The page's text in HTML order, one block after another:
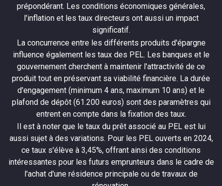
prépondérant. Les conditions économiques générales,
l'inflation et les taux directeurs ont aussi un impact
significatif.
La concurrence entre les différents produits d'épargne
influence également les taux des PEL. Les banques et le
gouvernement cherchent à maintenir l'attractivité de ce
produit tout en préservant sa viabilité financière. La durée
d'engagement (minimum 4 ans, maximum 10 ans) et le
plafond de dépôt (61.200 euros) sont des paramètres qui
entrent en compte dans la fixation des taux.
Il est à noter que le taux du prêt associé au PEL est lui
aussi sujet à des variations. Pour les PEL ouverts en 2024,
ce taux s'élève à 3,45%, offrant ainsi des conditions
intéressantes pour les futurs emprunteurs dans le cadre de
l'achat d'une résidence principale ou de travaux de